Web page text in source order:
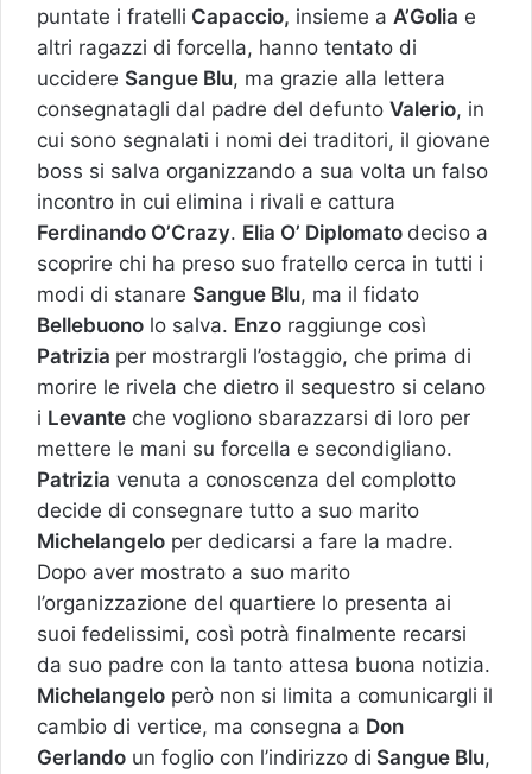
puntate i fratelli Capaccio, insieme a A’Golia e
altri ragazzi di forcella, hanno tentato di
uccidere Sangue Blu, ma grazie alla lettera
consegnatagli dal padre del defunto Valerio, in
cui sono segnalati i nomi dei traditori, il giovane
boss si salva organizzando a sua volta un falso
incontro in cui elimina i rivali e cattura
Ferdinando O’Crazy. Elia O’ Diplomato deciso a
scoprire chi ha preso suo fratello cerca in tutti i
modi di stanare Sangue Blu, ma il fidato
Bellebuono lo salva. Enzo raggiunge così
Patrizia per mostrargli l’ostaggio, che prima di
morire le rivela che dietro il sequestro si celano
i Levante che vogliono sbarazzarsi di loro per
mettere le mani su forcella e secondigliano.
Patrizia venuta a conoscenza del complotto
decide di consegnare tutto a suo marito
Michelangelo per dedicarsi a fare la madre.
Dopo aver mostrato a suo marito
l’organizzazione del quartiere lo presenta ai
suoi fedelissimi, così potrà finalmente recarsi
da suo padre con la tanto attesa buona notizia.
Michelangelo però non si limita a comunicargli il
cambio di vertice, ma consegna a Don
Gerlando un foglio con l’indirizzo di Sangue Blu,